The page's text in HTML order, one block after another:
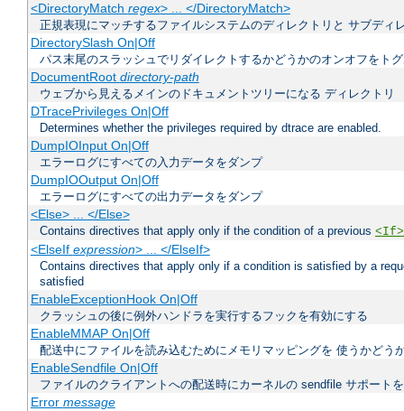
<DirectoryMatch regex> ... </DirectoryMatch>
正規表現にマッチするファイルシステムのディレクトリと サブディ
DirectorySlash On|Off
パス末尾のスラッシュでリダイレクトするかどうかのオンオフをト
DocumentRoot directory-path
ウェブから見えるメインのドキュメントツリーになる ディレクトリ
DTracePrivileges On|Off
Determines whether the privileges required by dtrace are enabled.
DumpIOInput On|Off
エラーログにすべての入力データをダンプ
DumpIOOutput On|Off
エラーログにすべての出力データをダンプ
<Else> ... </Else>
Contains directives that apply only if the condition of a previous <If>
<ElseIf expression> ... </ElseIf>
Contains directives that apply only if a condition is satisfied by a
satisfied
EnableExceptionHook On|Off
クラッシュの後に例外ハンドラを実行するフックを有効にする
EnableMMAP On|Off
配送中にファイルを読み込むためにメモリマッピングを 使うかどう
EnableSendfile On|Off
ファイルのクライアントへの配送時にカーネルの sendfile サポート
Error message